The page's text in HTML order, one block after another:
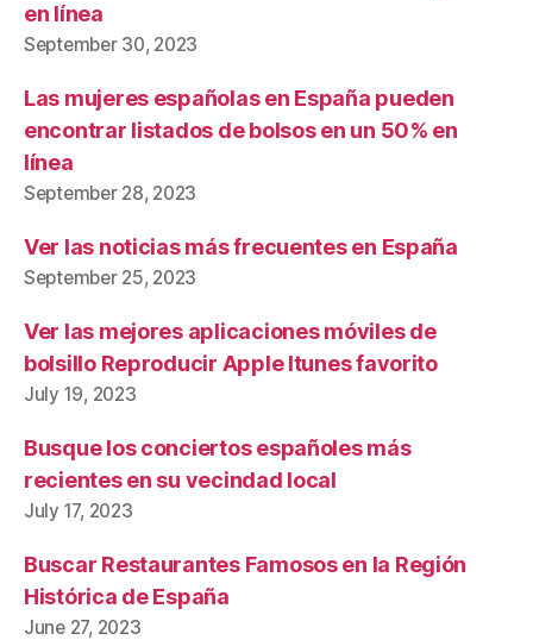
en línea
September 30, 2023
Las mujeres españolas en España pueden
encontrar listados de bolsos en un 50% en
línea
September 28, 2023
Ver las noticias más frecuentes en España
September 25, 2023
Ver las mejores aplicaciones móviles de
bolsillo Reproducir Apple Itunes favorito
July 19, 2023
Busque los conciertos españoles más
recientes en su vecindad local
July 17, 2023
Buscar Restaurantes Famosos en la Región
Histórica de España
June 27, 2023